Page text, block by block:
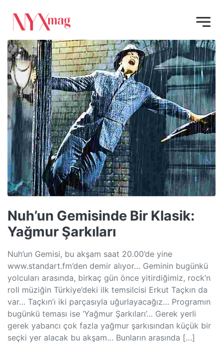
Nuh’un Gemisinde Bir Klasik:
Yağmur Şarkıları
Nuh’un Gemisi, bu akşam saat 20.00’de yine
www.standart.fm’den demir alıyor… Geminin bugünkü
yolcuları arasında, birkaç gün önce yitirdiğimiz, rock’n
roll müziğin Türkiye’deki ilk temsilcisi Erkut Taçkın da
var… Taçkın’ı iki parçasıyla uğurlayacağız… Programın
bugünkü teması ise ‘Yağmur Şarkıları’… Gerek yerli
gerek yabancı çok fazla yağmur şarkısından küçük bir
seçki yer alacak bu akşam… Bunların arasında […]